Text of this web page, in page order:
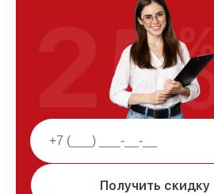
Получить скидку
25